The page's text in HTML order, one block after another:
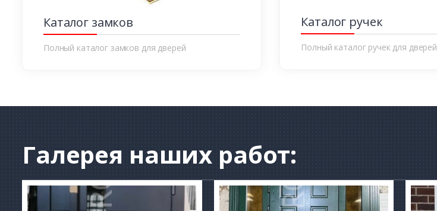
Каталог замков
Полный каталог замков для дверей
Каталог ручек
Полный каталог ручек для дверей
Галерея наших работ: